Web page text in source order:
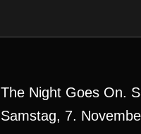
The Night Goes On.
Samstag, 7.